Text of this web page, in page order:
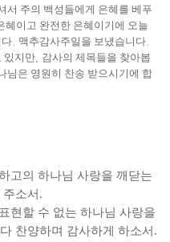
서 주의 백성들에게 은혜를 베푸
혜이고 완전한 은혜이기에 오늘
맥추감사주일을 보냈습니다
있지만 감사의 제목들을 찾아봅
님은 영원히 찬송 받으시기에 합
고의 하나님 사랑을 깨닫는
주소서 .
현할 수 없는 하나님 사랑을
찬양하며 감사하게 하소서 .